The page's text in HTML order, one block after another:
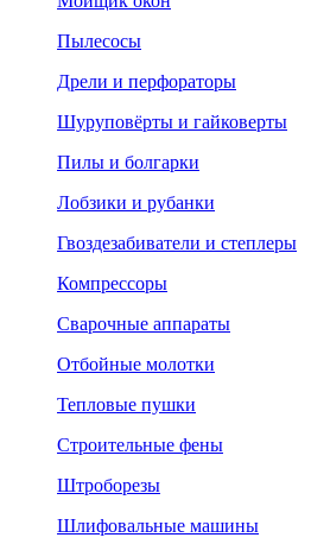
Пылесосы
Дрели и перфораторы
Шуруповёрты и гайковерты
Пилы и болгарки
Лобзики и рубанки
Гвоздезабиватели и степлеры
Компрессоры
Сварочные аппараты
Отбойные молотки
Тепловые пушки
Строительные фены
Штроборезы
Шлифовальные машины